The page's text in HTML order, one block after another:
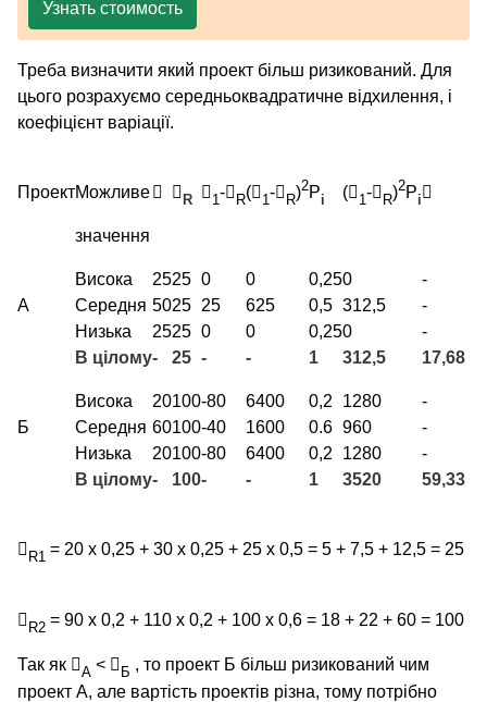
Узнать стоимость
Треба визначити який проект більш ризикований. Для
цього розрахуємо середньоквадратичне відхилення, і
коефіцієнт варіації.
ПроектМожливе
значення
  R  1- R( 1- R)2Pi ( 1- R)2Pi 
А
Висока 2525 0 0 0,250
-
Середня 5025 25 625 0,5 312,5
-
Низька
2525 0 0 0,250
-
В цілому- 25 - - 1 312,5 17,68
Б
Висока 20100-80 6400 0,2 1280
-
Середня 60100-40 1600 0.6 960
-
Низька
20100-80 6400 0,2 1280
-
В цілому- 100- - 1 3520 59,33
 R1 = 20 х 0,25 + 30 х 0,25 + 25 х 0,5 = 5 + 7,5 + 12,5 = 25
 R2 = 90 х 0,2 + 110 х 0,2 + 100 х 0,6 = 18 + 22 + 60 = 100
Так як А <  Б , то проект Б більш ризикований чим
проект А, але вартість проектів різна, тому потрібно